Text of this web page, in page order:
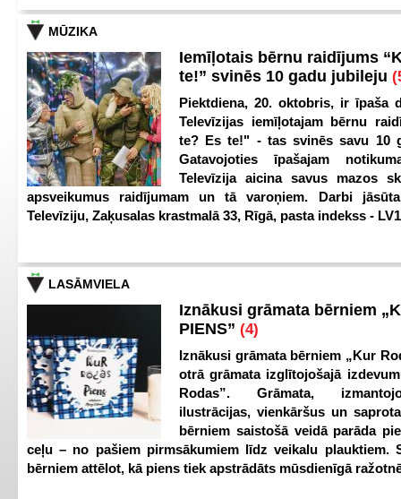
MŪZIKA
Iemīļotais bērnu raidījums
te!” svinēs 10 gadu jubileju
Piektdiena, 20. oktobris, ir īpaša
Televīzijas iemīļotajam bērnu
te? Es te!" - tas svinēs savu 10
Gatavojoties īpašajam
Televīzija aicina savus mazos
apsveikumus raidījumam un tā varoņiem. Darbi
Televīziju, Zaķusalas krastmalā 33, Rīgā, pasta indekss -
LASĀMVIELA
Iznākusi grāmata bērniem
PIENS” (4)
Iznākusi grāmata bērniem „Kur
otrā grāmata izglītojošajā
Rodas”. Grāmata,
ilustrācijas, vienkāršus un
bērniem saistošā veidā parāda
ceļu – no pašiem pirmsākumiem līdz veikalu plauktiem.
bērniem attēlot, kā piens tiek apstrādāts mūsdienīgā